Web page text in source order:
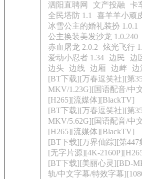
泗阳直聘网
文产投融
卡
全民塔防 1.1
喜羊羊小顽
冰雪公主的婚礼装扮 1.0.1
公主换装美发沙龙 1.0.240
赤血屠龙 2.0.2
炫光飞行
爱动小忍者 1.34 边民 边
边头
边线 边厢 边衅 边
[BT下载][万春逗笑社][第
MKV/1.23G][国语配音/中
[H265][流媒体][BlackTV]
[BT下载][万春逗笑社][第
MKV/5.62G][国语配音/中
[H265][流媒体][BlackTV]
[BT下载][万界仙踪][第447
[无字片源][4K-
[BT下载][美丽心灵][BD-
轨/中文字幕/特效字幕